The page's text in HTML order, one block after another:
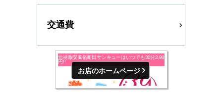
交通費
お店のホームページ